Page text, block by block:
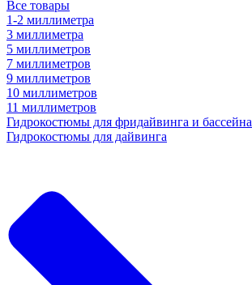
Все товары
1-2 миллиметра
3 миллиметра
5 миллиметров
7 миллиметров
9 миллиметров
10 миллиметров
11 миллиметров
Гидрокостюмы для фридайвинга и бассейна
Гидрокостюмы для дайвинга